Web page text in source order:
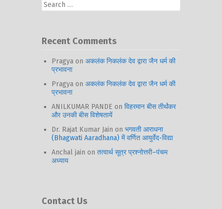
Search
for:
Recent Comments
Pragya on अकलंक निकलंक देव द्वारा जैन धर्म की
प्रभावना
Pragya on अकलंक निकलंक देव द्वारा जैन धर्म की
प्रभावना
ANILKUMAR PANDE on विहरमान बीस तीर्थंकर
और उनकी बीस विशेषतायें
Dr. Rajat Kumar Jain on भगवती आराधना
(Bhagwati Aaradhana) में वर्णित आयुर्वेद-विद्या
Anchal jain on तत्वार्थ सूत्र प्रश्नोत्तरी–पंचम
अध्याय
Contact Us